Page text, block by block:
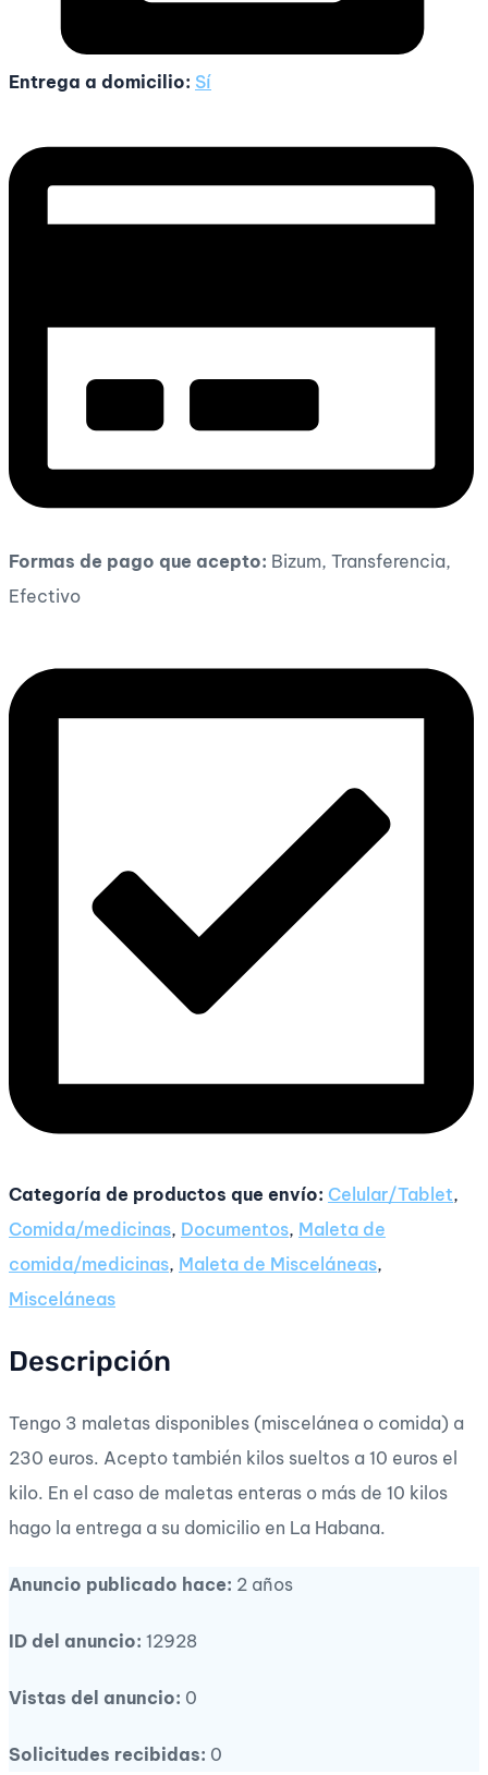
Entrega a domicilio: Sí
Formas de pago que acepto: Bizum, Transferencia,
Efectivo
Categoría de productos que envío: Celular/Tablet,
Comida/medicinas, Documentos, Maleta de
comida/medicinas, Maleta de Misceláneas,
Misceláneas
Descripción
Tengo 3 maletas disponibles (miscelánea o comida) a
230 euros. Acepto también kilos sueltos a 10 euros el
kilo. En el caso de maletas enteras o más de 10 kilos
hago la entrega a su domicilio en La Habana.
Anuncio publicado hace: 2 años
ID del anuncio: 12928
Vistas del anuncio: 0
Solicitudes recibidas: 0